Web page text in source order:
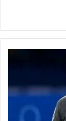
Mourinho
exige